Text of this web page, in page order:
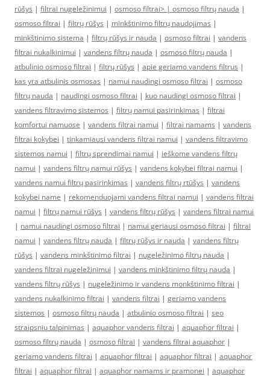
rūšys | filtrai nugeležinimui | osmoso filtrai> | osmoso filtrų nauda |
osmoso filtrai | filtrų rūšys | minkštinimo filtrų naudojimas |
minkštinimo sistema | filtrų rūšys ir nauda | osmoso filtrai | vandens
filtrai nukalkinimui | vandens filtrų nauda | osmoso filtrų nauda |
atbulinio osmoso filtrai | filtrų rūšys | apie geriamo vandens filtrus |
kas yra atbulinis osmosas | namui naudingi osmoso filtrai | osmoso
filtrų nauda | naudingi osmoso filtrai | kuo naudingi osmoso filtrai |
vandens filtravimo sistemos | filtrų namui pasirinkimas | filtrai
komfortui namuose | vandens filtrai namui | filtrai namams | vandens
filtrai kokybei | tinkamiausi vandens filtrai namui | vandens filtravimo
sistemos namui | filtrų sprendimai namui | ieškome vandens filtrų
namui | vandens filtrų namui rūšys | vandens kokybei filtrai namui |
vandens namui filtrų pasirinkimas | vandens filtrų rtūšys | vandens
kokybei name | rekomenduojami vandens filtrai namui | vandens filtrai
namui | filtrų namui rūšys | vandens filtrų rūšys | vandens filtrai namui
| namui naudingi osmoso filtrai | namui geriausi osmoso filtrai | filtrai
namui | vandens filtrų nauda | filtrų rūšys ir nauda | vandens filtrų
rūšys | vandens minkštinimo filtrai | nugeležinimo filtrų nauda |
vandens filtrai nugeležinimui | vandens minkštinimo filtrų nauda |
vandens filtrų rūšys | nugeležinimo ir vandens monkštinimo filtrai |
vandens nukalkinimo filtrai | vandens filtrai | geriamo vandens
sistemos | osmoso filtrų nauda | atbulinio osmoso filtrai | seo
straipsniu talpinimas | aquaphor vandens filtrai | aquaphor filtrai |
osmoso filtrų nauda | osmoso filtrai | vandens filtrai aquaphor |
geriamo vandens filtrai | aquaphor filtrai | aquaphor filtrai | aquaphor
filtrai | aquaphor filtrai | aquaphor namams ir pramonei | aquaphor